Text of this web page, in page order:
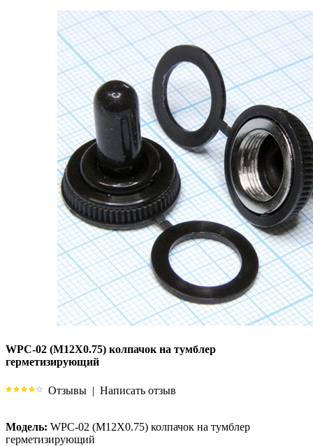
WPC-02 (M12X0.75) колпачок на тумблер
герметизирующий
Отзывы | Написать отзыв
Модель: WPC-02 (M12X0.75) колпачок на тумблер
герметизирующий